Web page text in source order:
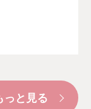
ね」と釘
っと見る